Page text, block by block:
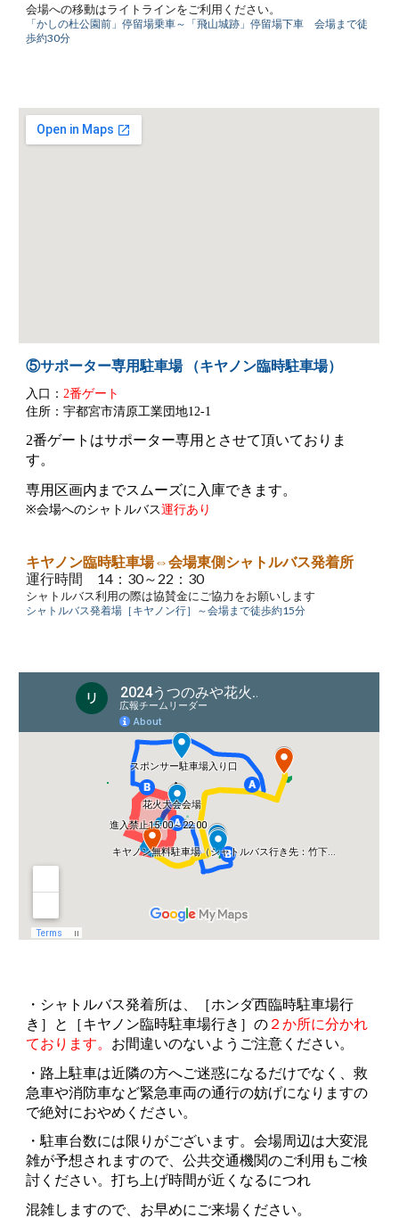
会場への移動はライトラインをご利用ください。
「かしの杜公園前」停留場乗車～「飛山城跡」停留場下車 会場まで徒
歩約30分
⑤サポーター専用駐車場（キヤノン臨時駐車場）
入口：2番ゲート
住所：宇都宮市清原工業団地12-1
2番ゲートはサポーター専用とさせて頂いておりま
す。
専用区画内までスムーズに入庫できます。
※会場へのシャトルバス運行あり
キヤノン臨時駐車場⇔会場東側シャトルバス発着所
運行時間 14：30～22：30
シャトルバス利用の際は協賛金にご協力をお願いします
シャトルバス発着場［キヤノン行］～会場まで徒歩約15分
・シャトルバス発着所は、［ホンダ西臨時駐車場行
き］と［キヤノン臨時駐車場行き］の ２か所に分かれ
ております。 お間違いのないようご注意ください。
・路上駐車は近隣の方へご迷惑になるだけでなく、救
急車や消防車など緊急車両の通行の妨げになりますの
で絶対におやめください。
・駐車台数には限りがございます。会場周辺は大変混
雑が予想されますので、公共交通機関のご利用もご検
討ください。打ち上げ時間が近くなるにつれ
混雑しますので、お早めにご来場ください。